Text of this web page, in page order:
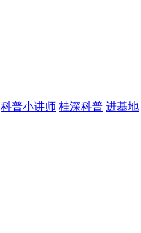
科普小讲师 桂深科普 进基地